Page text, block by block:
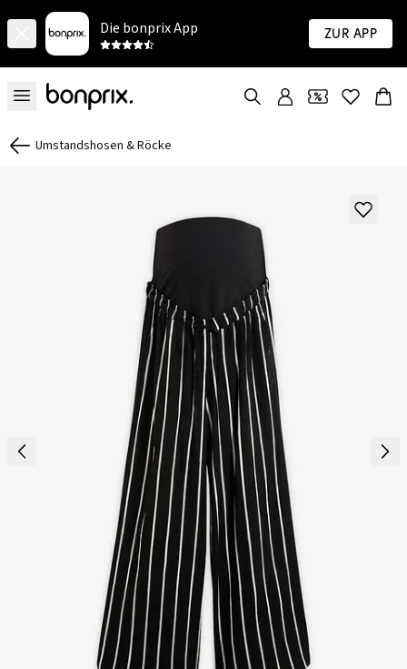
Die bonprix App Zur App
Umstandshosen & Röcke